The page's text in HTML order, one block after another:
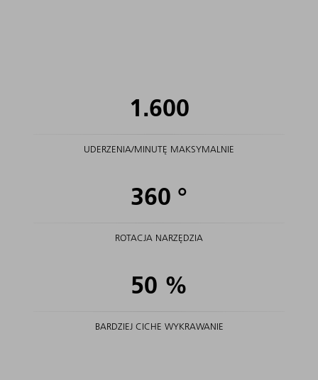
1.600
UDERZENIA/MINUTĘ MAKSYMALNIE
360 °
ROTACJA NARZĘDZIA
50 %
BARDZIEJ CICHE WYKRAWANIE